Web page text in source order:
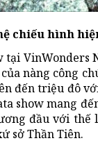
chiếu hình
nàng công
đến triệu đô
show mang
đầu với thế
sở Thần Tiên.